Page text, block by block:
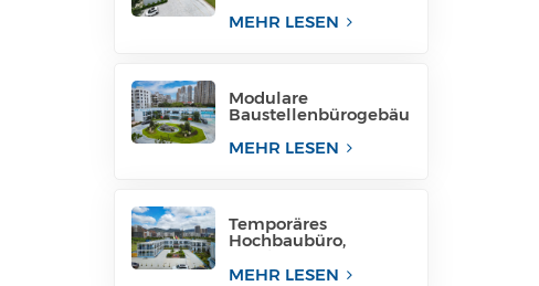
Bürostruktur
MEHR LESEN
Modulare
Baustellenbürogebäu
Bürostrukturen
MEHR LESEN
Temporäres
Hochbaubüro,
temporäre
MEHR LESEN